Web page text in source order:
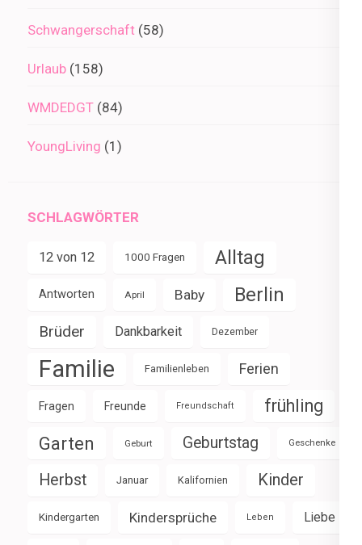
Schwangerschaft (58)
Urlaub (158)
WMDEDGT (84)
YoungLiving (1)
SCHLAGWÖRTER
12 von 12 1000 Fragen Alltag
Antworten April Baby Berlin
Brüder Dankbarkeit Dezember
Familie Familienleben Ferien
Fragen Freunde Freundschaft frühling
Garten Geburt Geburtstag Geschenke
Herbst Januar Kalifornien Kinder
Kindergarten Kindersprüche Leben Liebe